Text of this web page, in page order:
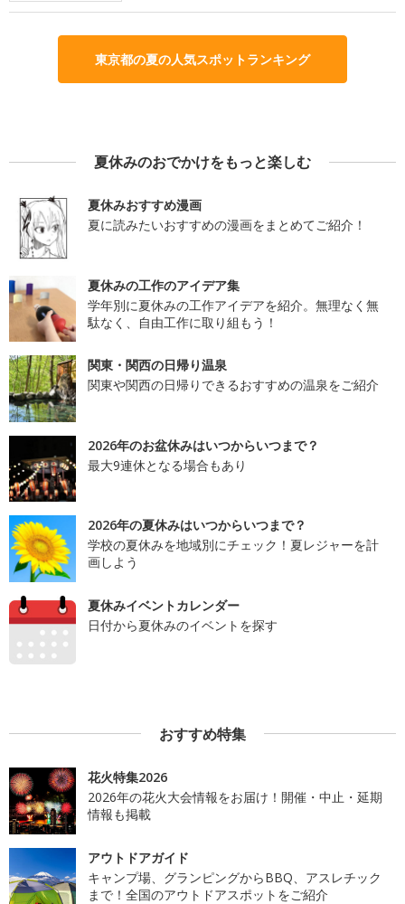
東京都の夏の人気スポットランキング
夏休みのおでかけをもっと楽しむ
夏休みおすすめ漫画
夏に読みたいおすすめの漫画をまとめてご紹介！
夏休みの工作のアイデア集
学年別に夏休みの工作アイデアを紹介。無理なく無
駄なく、自由工作に取り組もう！
関東・関西の日帰り温泉
関東や関西の日帰りできるおすすめの温泉をご紹介
2026年のお盆休みはいつからいつまで？
最大9連休となる場合もあり
2026年の夏休みはいつからいつまで？
学校の夏休みを地域別にチェック！夏レジャーを計
画しよう
夏休みイベントカレンダー
日付から夏休みのイベントを探す
おすすめ特集
花火特集2026
2026年の花火大会情報をお届け！開催・中止・延期
情報も掲載
アウトドアガイド
キャンプ場、グランピングからBBQ、アスレチック
まで！全国のアウトドアスポットをご紹介